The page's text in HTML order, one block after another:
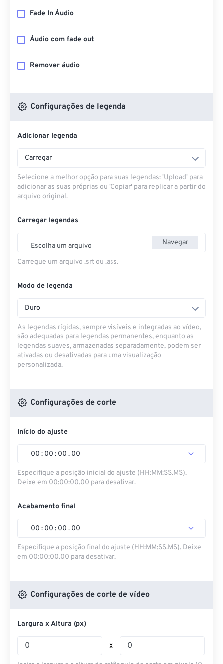
Fade In Áudio
Áudio com fade out
Remover áudio
Configurações de legenda
Adicionar legenda
Carregar
Selecione a melhor opção para suas legendas: 'Upload' para
adicionar as suas próprias ou 'Copiar' para replicar a partir do
arquivo original.
Carregar legendas
Escolha um arquivo Navegar
Carregue um arquivo .srt ou .ass.
Modo de legenda
Duro
As legendas rígidas, sempre visíveis e integradas ao vídeo,
são adequadas para legendas permanentes, enquanto as
legendas suaves, armazenadas separadamente, podem ser
ativadas ou desativadas para uma visualização
personalizada.
Configurações de corte
Início do ajuste
00 : 00 : 00 . 00
Especifique a posição inicial do ajuste (HH:MM:SS.MS).
Deixe em 00:00:00.00 para desativar.
Acabamento final
00 : 00 : 00 . 00
Especifique a posição final do ajuste (HH:MM:SS.MS). Deixe
em 00:00:00.00 para desativar.
Configurações de corte de vídeo
Largura x Altura (px)
x